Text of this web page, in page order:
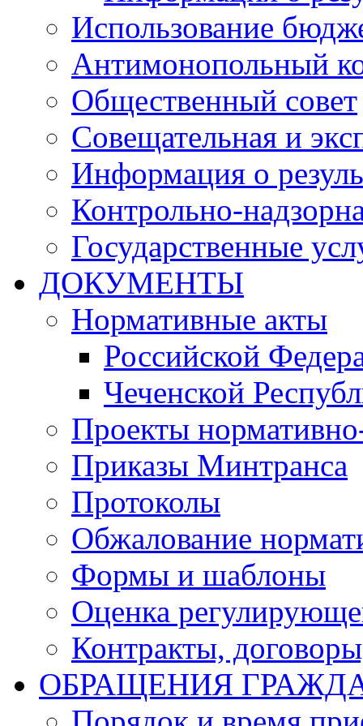
Использование
Антимонопольный
Общественный совет
Совещательная и
Информация о
Контрольно-
Государственные
ДОКУМЕНТЫ
Нормативные акты
Российской
Чеченской
Проекты
Приказы Минтранса
Протоколы
Обжалование
Формы и шаблоны
Оценка
Контракты,
ОБРАЩЕНИЯ